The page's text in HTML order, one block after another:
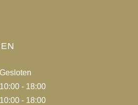
Gesloten
10:00 - 18:00
10:00 - 18:00